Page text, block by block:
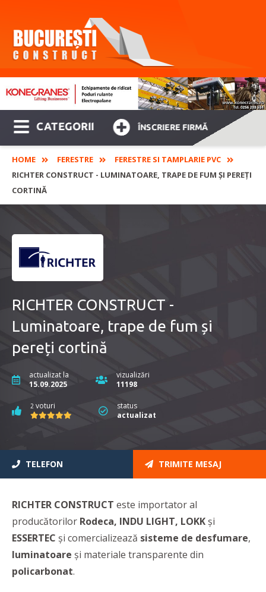
CATEGORII ÎNSCRIERE FIRMĂ
HOME FERESTRE
FERESTRE SI TAMPLARIE PVC
RICHTER CONSTRUCT - LUMINATOARE, TRAPE DE FUM ȘI PEREȚI
CORTINĂ
RICHTER CONSTRUCT -
Luminatoare, trape de fum și
pereți cortină
actualizat la
15.09.2025
vizualizări
11198
2 voturi
status
actualizat
TELEFON TRIMITE MESAJ
RICHTER CONSTRUCT este importator al
producătorilor Rodeca, INDU LIGHT, LOKK și
ESSERTEC şi comercializează sisteme de desfumare,
luminatoare şi materiale transparente din
policarbonat.